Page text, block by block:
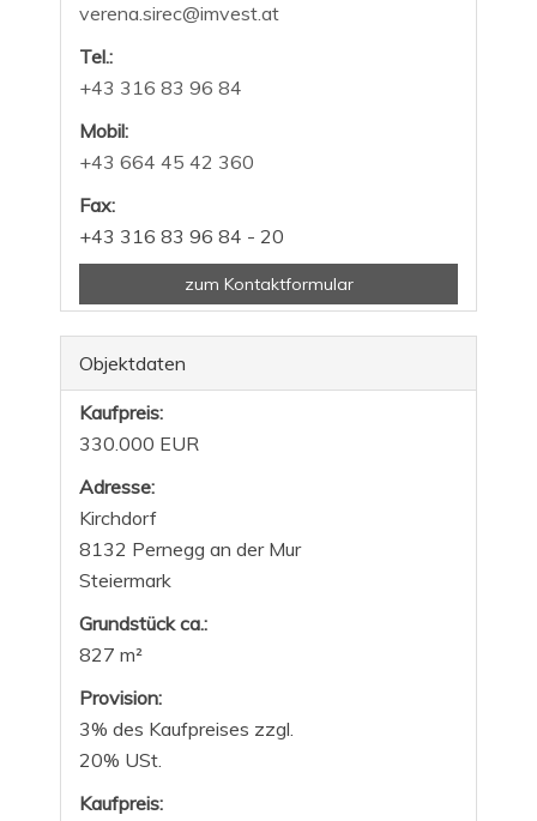
verena.sirec@imvest.at
Tel.:
+43 316 83 96 84
Mobil:
+43 664 45 42 360
Fax:
+43 316 83 96 84 - 20
zum Kontaktformular
Objektdaten
Kaufpreis:
330.000 EUR
Adresse:
Kirchdorf
8132 Pernegg an der Mur
Steiermark
Grund­stück ca.:
827 m²
Provision:
3% des Kaufpreises zzgl.
20% USt.
Kaufpreis: